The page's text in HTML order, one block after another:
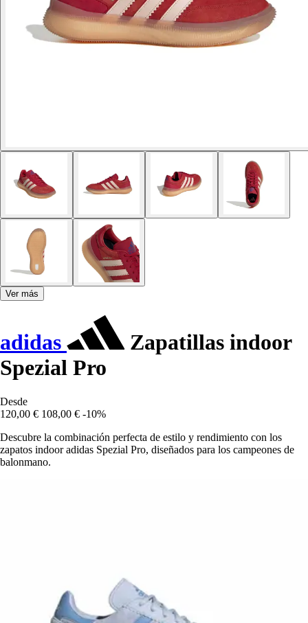
Ver más
adidas
Zapatillas indoor
Spezial Pro
Desde
120,00 € 108,00 € -10%
Descubre la combinación perfecta de estilo y rendimiento con los
zapatos indoor adidas Spezial Pro, diseñados para los campeones de
balonmano.